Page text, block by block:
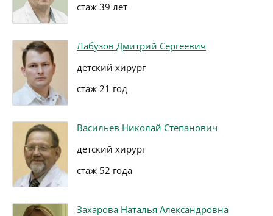
стаж 39 лет
Лабузов Дмитрий Сергеевич
детский хирург
стаж 21 год
Васильев Николай Степанович
детский хирург
стаж 52 года
Захарова Наталья Александровна